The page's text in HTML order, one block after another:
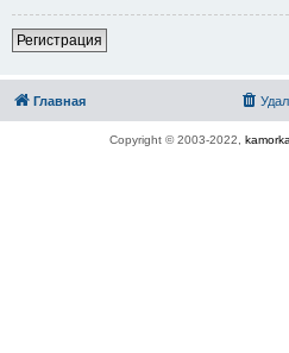
Регистрация
Главная
Copyright © 2003-2022,